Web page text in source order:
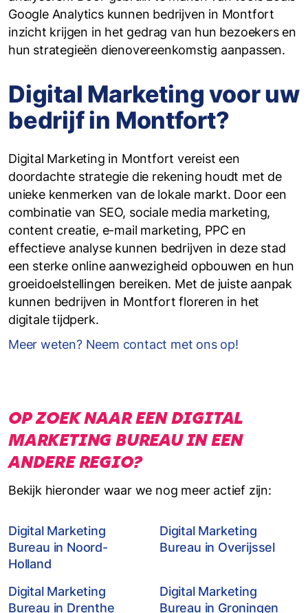
Google Analytics kunnen bedrijven in Montfort
inzicht krijgen in het gedrag van hun bezoekers en
hun strategieën dienovereenkomstig aanpassen.
Digital Marketing voor uw
bedrijf in Montfort?
Digital Marketing in Montfort vereist een
doordachte strategie die rekening houdt met de
unieke kenmerken van de lokale markt. Door een
combinatie van SEO, sociale media marketing,
content creatie, e-mail marketing, PPC en
effectieve analyse kunnen bedrijven in deze stad
een sterke online aanwezigheid opbouwen en hun
groeidoelstellingen bereiken. Met de juiste aanpak
kunnen bedrijven in Montfort floreren in het
digitale tijdperk.
Meer weten? Neem contact met ons op!
OP ZOEK NAAR EEN DIGITAL
MARKETING BUREAU IN EEN
ANDERE REGIO?
Bekijk hieronder waar we nog meer actief zijn:
Digital Marketing
Bureau in Noord-
Holland
Digital Marketing
Bureau in Overijssel
Digital Marketing
Bureau in Drenthe
Digital Marketing
Bureau in Groningen